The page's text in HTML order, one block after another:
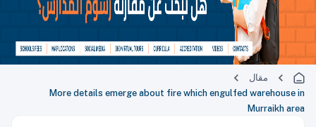
مقال
More details emerge about fire which engulfed warehouse in
Murraikh area